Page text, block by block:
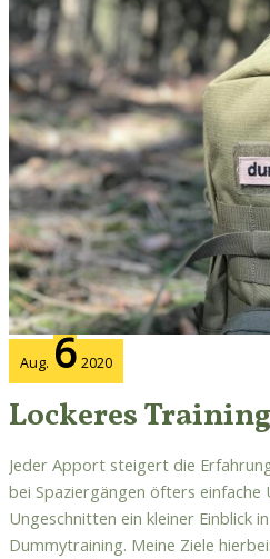
Aug. 6 2020
Lockeres
Jeder Apport steigert die
bei Spaziergängen öfters einfache
Ungeschnitten ein kleiner Einblick
Dummytraining. Meine Ziele
Training
von
Marks